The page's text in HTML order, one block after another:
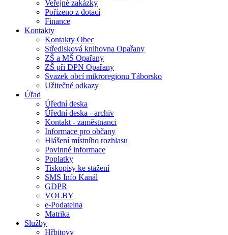
Veřejné zakázky
Pořízeno z dotací
Finance
Kontakty
Kontakty Obec
Středisková knihovna Opařany
ZŠ a MŠ Opařany
ZŠ při DPN Opařany
Svazek obcí mikroregionu Táborsko
Užitečné odkazy
Úřad
Úřední deska
Úřední deska - archiv
Kontakt - zaměstnanci
Informace pro občany
Hlášení místního rozhlasu
Povinné informace
Poplatky
Tiskopisy ke stažení
SMS Info Kanál
GDPR
VOLBY
e-Podatelna
Matrika
Služby
Hřbitovy